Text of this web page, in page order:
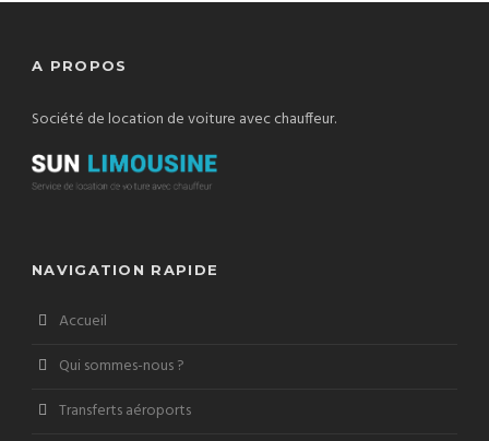
A PROPOS
Société de location de voiture avec chauffeur.
NAVIGATION RAPIDE
Accueil
Qui sommes-nous ?
Transferts aéroports